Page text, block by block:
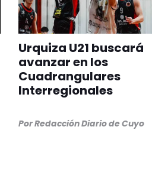
Urquiza U21 buscará
avanzar en los
Cuadrangulares
Interregionales
PorRedacción Diario de Cuyo